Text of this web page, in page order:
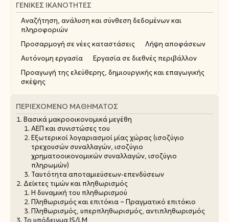
ΓΕΝΙΚΈΣ ΙΚΑΝΌΤΗΤΕΣ
Αναζήτηση, ανάλυση και σύνθεση δεδομένων και
πληροφοριών
Προσαρμογή σε νέες καταστάσεις
Λήψη αποφάσεων
Αυτόνομη εργασία
Εργασία σε διεθνές περιβάλλον
Προαγωγή της ελεύθερης, δημιουργικής και επαγωγικής
σκέψης
ΠΕΡΙΕΧΌΜΕΝΟ ΜΑΘΉΜΑΤΟΣ
Βασικά μακροοικονομικά μεγέθη
ΑΕΠ και συνιστώσες του
Εξωτερικοί λογαριασμοί μίας χώρας (ισοζύγιο
τρεχουσών συναλλαγών, ισοζύγιο
χρηματοοικονομικών συναλλαγών, ισοζύγιο
πληρωμών)
Ταυτότητα αποταμιεύσεων-επενδύσεων
Δείκτες τιμών και πληθωρισμός
Η δυναμική του πληθωρισμού
Πληθωρισμός και επιτόκια – Πραγματικό επιτόκιο
Πληθωρισμός, υπερπληθωρισμός, αντιπληθωρισμός